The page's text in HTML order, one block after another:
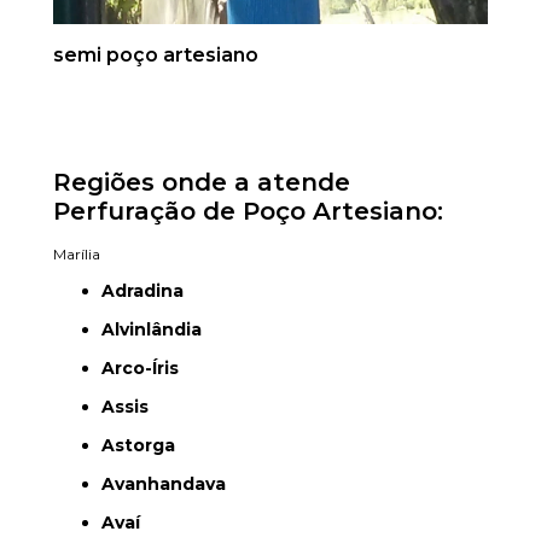
semi poço artesiano
Regiões onde a atende
Perfuração de Poço Artesiano:
Marília
Adradina
Alvinlândia
Arco-Íris
Assis
Astorga
Avanhandava
Avaí